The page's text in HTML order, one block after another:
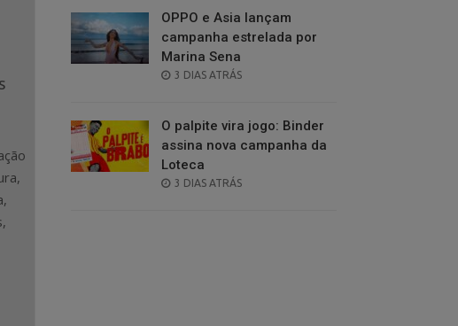
OPPO e Asia lançam
campanha estrelada por
Marina Sena
POSTED
3 DIAS ATRÁS
O palpite vira jogo: Binder
assina nova campanha da
Loteca
POSTED
3 DIAS ATRÁS